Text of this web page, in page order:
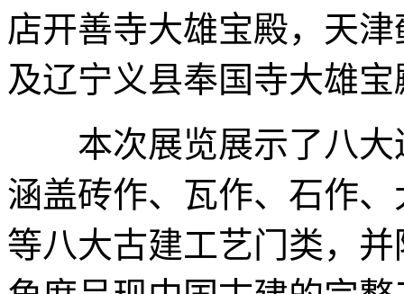
店开善寺大雄宝殿，天
及辽宁义县奉国寺大雄宝
本次展览展示了八大
涵盖砖作、瓦作、石作
等八大古建工艺门类，